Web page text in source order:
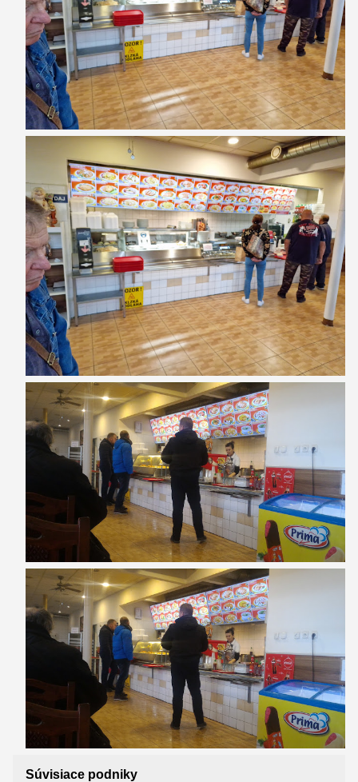
Súvisiace podniky